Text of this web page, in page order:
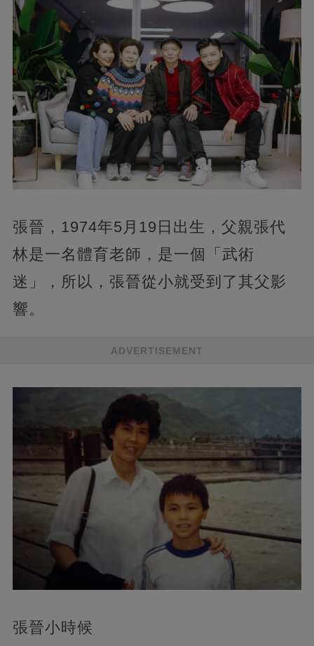
張晉，1974年5月19日出生，父親張代
林是一名體育老師，是一個「武術
迷」，所以，張晉從小就受到了其父影
響。
ADVERTISEMENT
張晉小時候